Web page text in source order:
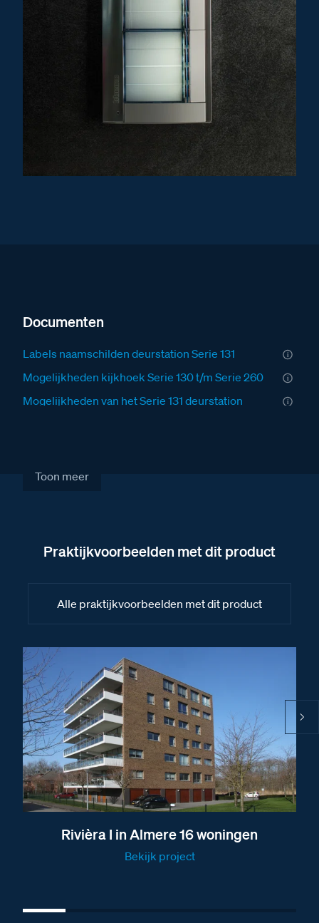
Documenten
Labels naamschilden deurstation Serie 131
Mogelijkheden kijkhoek Serie 130 t/m Serie 260
Mogelijkheden van het Serie 131 deurstation
handleiding II
Fabrieksschema BT-Module new camera met
audio S130-140-150-160
Fabrieksschema BT-Module 8 drukkers
Fabrieksschema cameramodule Serie 131
Fabrieksschema cameramodule Serie 131 technical
sheet
Fabrieksschema modules monteren Serie 130 t/m
Serie 140
Fabrieksschema Serie 131
Fabrieksschema cameramodule Serie 130 t/m 160
Brochure over de deurstation modules van BTicino
Toon meer
Praktijkvoorbeelden met dit product
Alle praktijkvoorbeelden met dit product
Rivièra I in Almere 16 woningen
Bekijk project